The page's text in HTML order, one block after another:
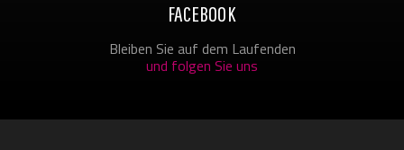
FACEBOOK
Bleiben Sie auf dem Laufenden
und folgen Sie uns